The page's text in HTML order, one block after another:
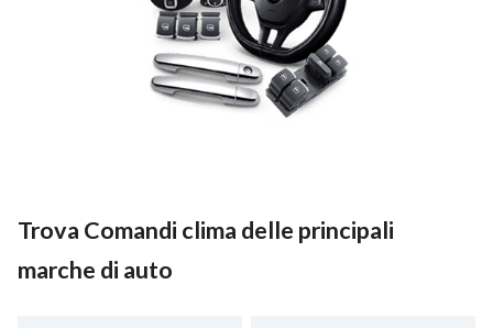
Trova Comandi clima delle principali
marche di auto